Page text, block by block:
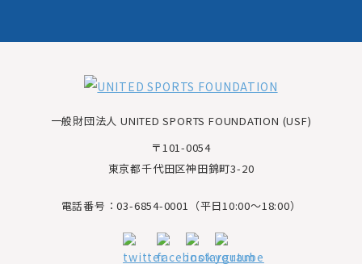
一般財団法人 UNITED SPORTS FOUNDATION (USF)
〒101-0054
東京都千代田区神田錦町3-20
電話番号：03-6854-0001（平日10:00～18:00）